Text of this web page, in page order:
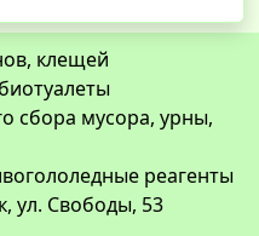
клещей
сбора мусора, урны,
реагенты
ул. Свободы, 53